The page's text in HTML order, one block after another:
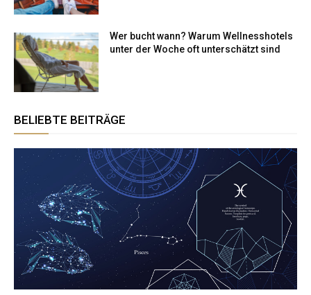
Wer bucht wann? Warum Wellnesshotels
unter der Woche oft unterschätzt sind
BELIEBTE BEITRÄGE